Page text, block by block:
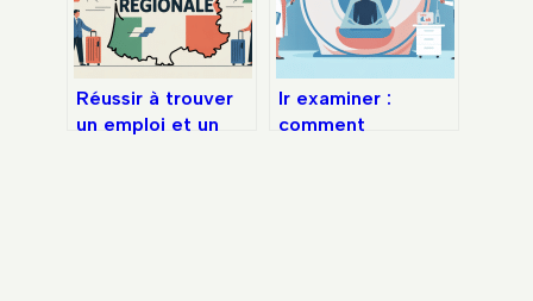
Réussir à trouver
un emploi et un
Ir examiner :
comment